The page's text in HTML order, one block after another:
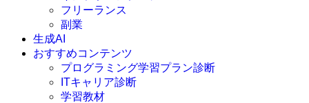
JavaScript
Swift
Ruby
その他言語
フリーランス
副業
生成AI
おすすめコンテンツ
プログラミング学習プラン診断
ITキャリア診断
学習教材